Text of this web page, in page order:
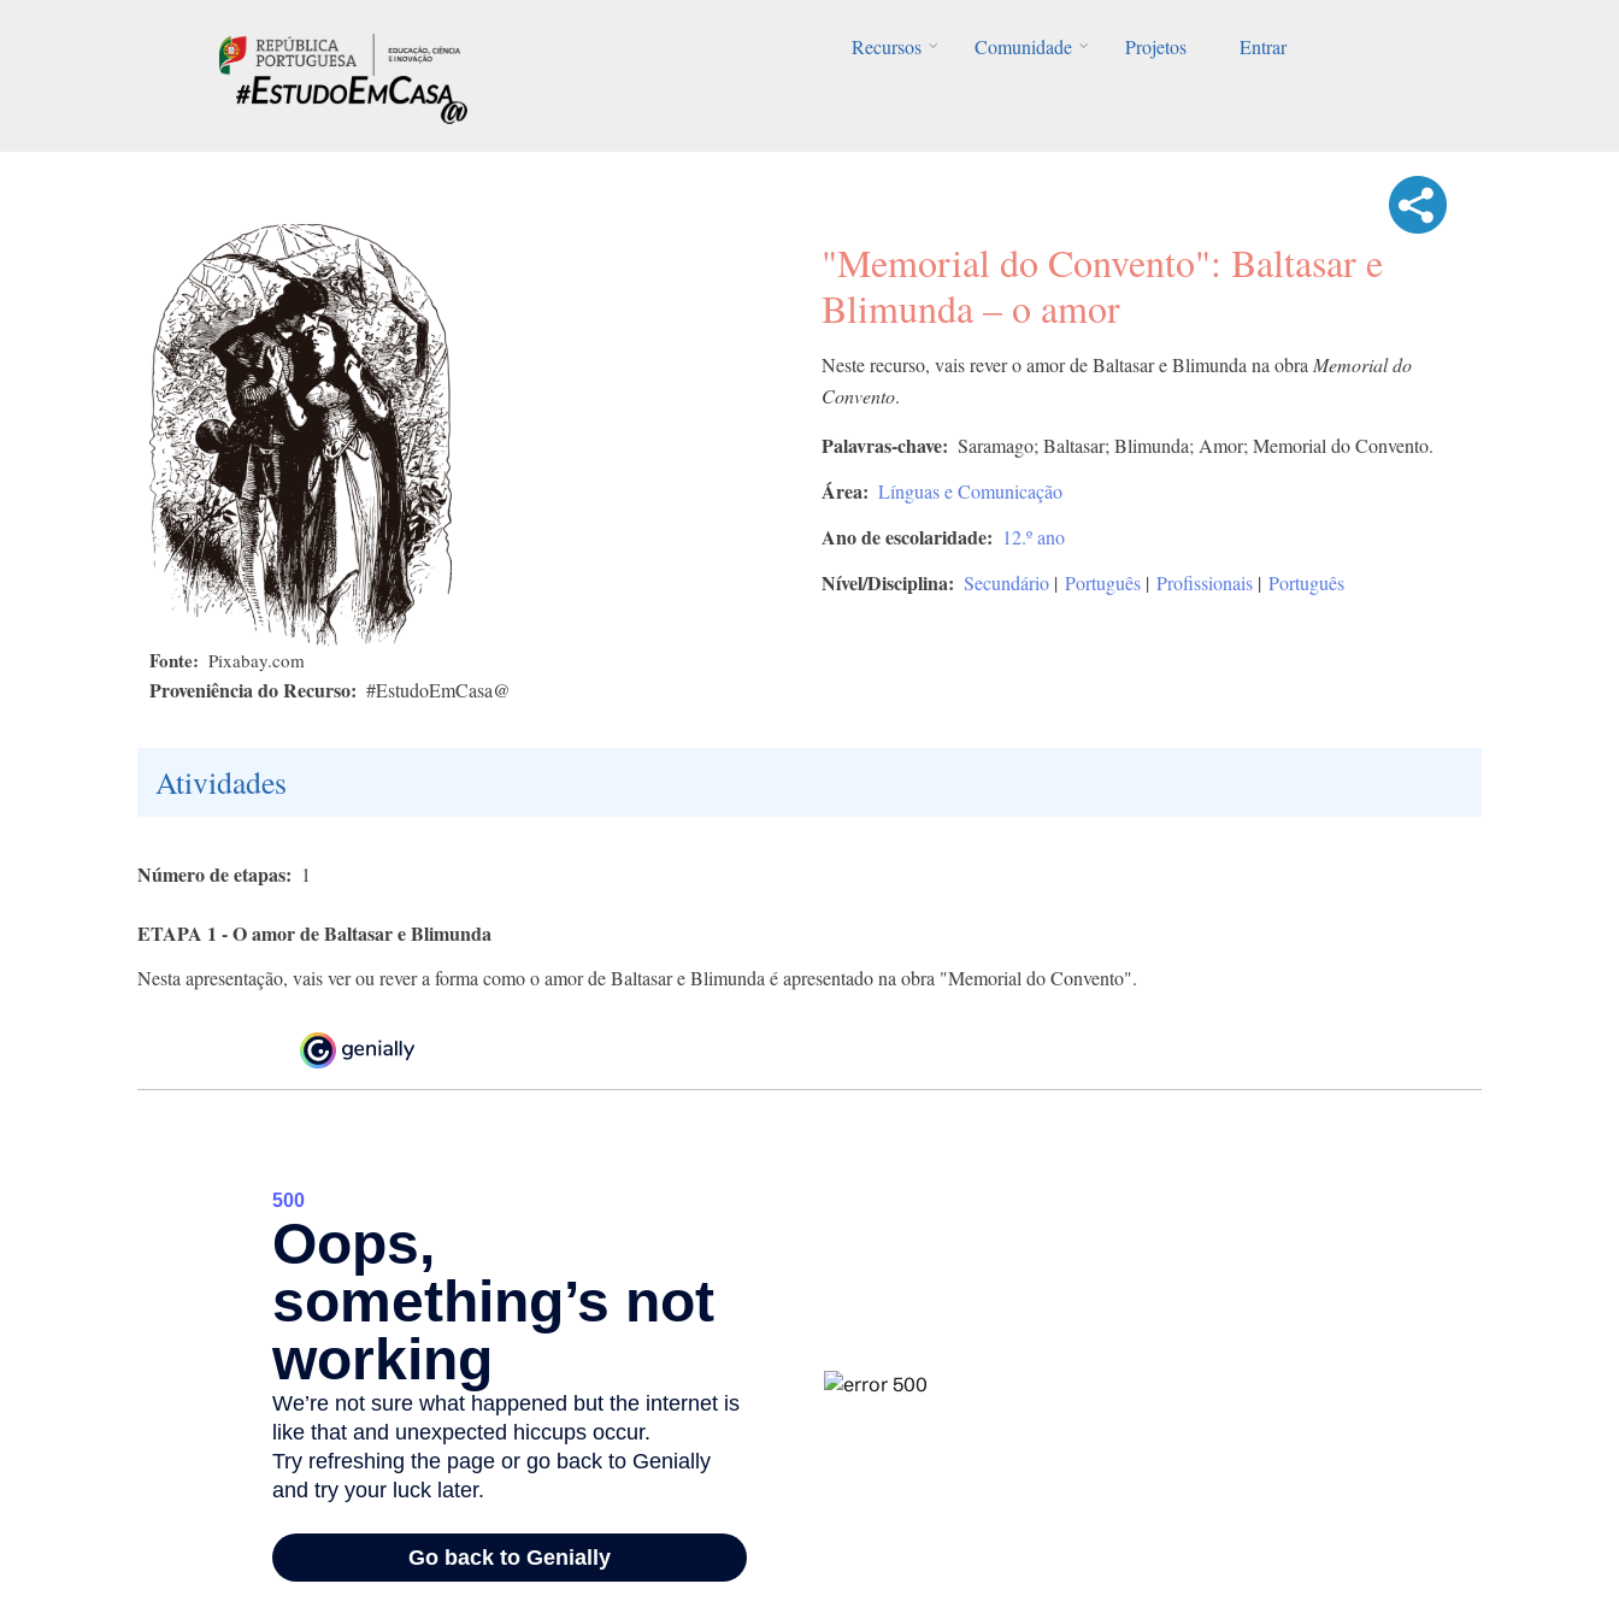
Recursos
Comunidade Projetos Entrar
Fonte Pixabay.com
Proveniência do Recurso #EstudoEmCasa@
"Memorial do Convento": Baltasar e
Blimunda – o amor
Neste recurso, vais rever o amor de Baltasar e Blimunda na obra Memorial do
Convento.
Palavras-chave Saramago; Baltasar; Blimunda; Amor; Memorial do Convento.
Área Línguas e Comunicação
Ano de escolaridade 12.º ano
Nível/Disciplina Secundário | Português | Profissionais | Português
Atividades
Número de etapas 1
ETAPA 1 - O amor de Baltasar e Blimunda
Nesta apresentação, vais ver ou rever a forma como o amor de Baltasar e Blimunda é apresentado na obra "Memorial do Convento".